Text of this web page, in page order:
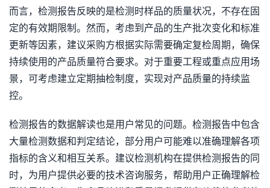
而言，检测报告反映的是检测时样品的质量状况，不存在固
定的有效期限制。然而，考虑到产品的生产批次变化和标准
更新等因素，建议采购方根据实际需要确定复检周期，确保
持续使用的产品质量符合要求。对于重要工程或重点应用场
景，可考虑建立定期抽检制度，实现对产品质量的持续监
控。
检测报告的数据解读也是用户常见的问题。检测报告中包含
大量检测数据和判定结论，部分用户可能难以准确理解各项
指标的含义和相互关系。建议检测机构在提供检测报告的同
时，为用户提供必要的技术咨询服务，帮助用户正确理解检